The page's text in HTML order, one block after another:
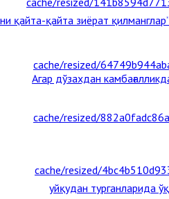
Агар дўзахдан